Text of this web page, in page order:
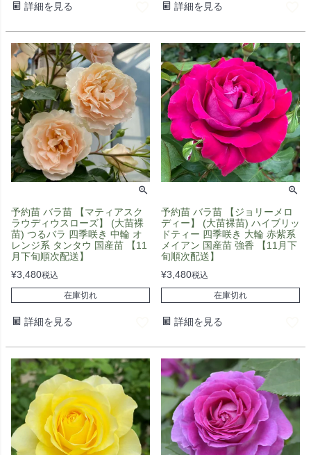
詳細を見る 詳細を見る
予約苗 バラ苗 【マティアスク
ラウディウスローズ】 (大苗裸
苗) つるバラ 四季咲き 中輪 オ
レンジ系 タンタウ 国産苗 【11
月下旬順次配送】
¥3,480税込
在庫切れ
詳細を見る
予約苗 バラ苗 【ジョリーメロ
ディー】 (大苗裸苗) ハイブリッ
ドティー 四季咲き 大輪 赤紫系
メイアン 国産苗 強香 【11月下
旬順次配送】
¥3,480税込
在庫切れ
詳細を見る